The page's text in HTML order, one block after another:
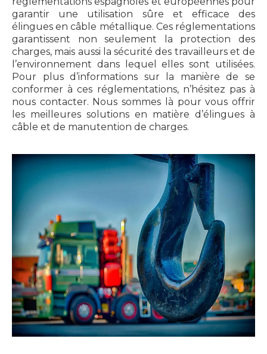
garantir une utilisation sûre et efficace des
élingues en câble métallique. Ces réglementations
garantissent non seulement la protection des
charges, mais aussi la sécurité des travailleurs et de
l’environnement dans lequel elles sont utilisées.
Pour plus d’informations sur la manière de se
conformer à ces réglementations, n’hésitez pas à
nous contacter. Nous sommes là pour vous offrir
les meilleures solutions en matière d’élingues à
câble et de manutention de charges.